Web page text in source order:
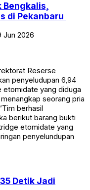
Bengkalis,
di Pekanbaru
Jun 2026
Reserse
penyeludupan 6,94
etomidate yang diduga
seorang pria
berhasil
berikut barang bukti
etomidate yang
penyelundupan
Detik Jadi